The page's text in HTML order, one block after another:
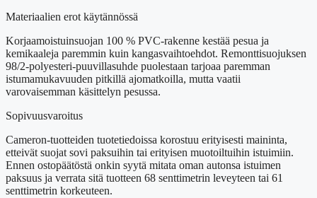
Materiaalien erot käytännössä
Korjaamoistuinsuojan 100 % PVC-rakenne kestää pesua ja
kemikaaleja paremmin kuin kangasvaihtoehdot. Remonttisuojuksen
98/2-polyesteri-puuvillasuhde puolestaan tarjoaa paremman
istumamukavuuden pitkillä ajomatkoilla, mutta vaatii
varovaisemman käsittelyn pesussa.
Sopivuusvaroitus
Cameron-tuotteiden tuotetiedoissa korostuu erityisesti maininta,
etteivät suojat sovi paksuihin tai erityisen muotoiltuihin istuimiin.
Ennen ostopäätöstä onkin syytä mitata oman autonsa istuimen
paksuus ja verrata sitä tuotteen 68 senttimetrin leveyteen tai 61
senttimetrin korkeuteen.